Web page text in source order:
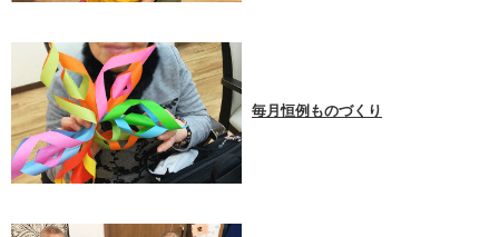
毎月恒例ものづくり